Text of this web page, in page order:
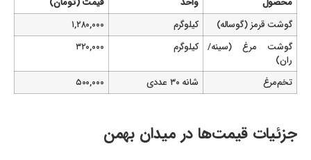
گوشت قرمز (گوساله)
کیلوگرم
۱,۲۸۰,۰۰۰
گوشت مرغ (سینه/
ران)
کیلوگرم ۳۲۰,۰۰۰
تخم‌مرغ شانه ۳۰ عددی ۵۰۰,۰۰۰
جزئیات قیمت‌ها در میدان بهمن